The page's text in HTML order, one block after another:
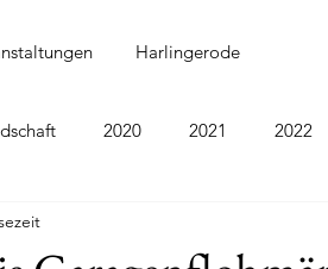
Harlingerode
2020 2021 2022
2026